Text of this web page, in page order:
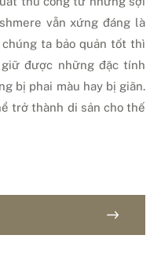
vẫn xứng đáng là
ta bảo quản tốt thì
được những đặc tính
bị phai màu hay bị giãn.
trở thành di sản cho thế